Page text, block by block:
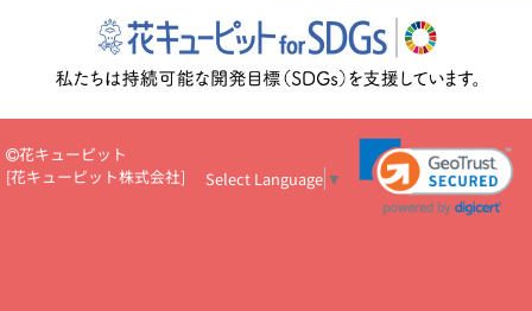
注目されている記事 365日の誕生花カレンダー
いのマナー
定年退職祝いのマナー
お祝いを贈るときのマナー・
花キューピットのお祝いコラム一覧
誕生日のお花を「色
彩心理学」で選ぶ方法
結婚祝いの予算相場
出産祝いお役立ち情
報
転職祝いのマナー基礎知識
ペットのお祝いワンポイントアド
お見舞いのマナーとル
ール
新築引っ越し祝いコラム お祝い花のマナー総まとめ
職
場上司や先輩へ贈るお祝い花の正解は？
開店祝いの花 選び方ガイ
花キューピット
[花キューピット株式会社] Select Language ▼